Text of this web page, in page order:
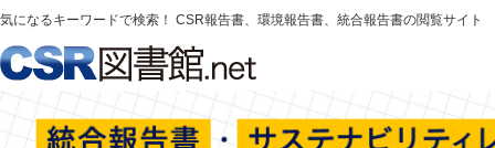
気になるキーワードで検索！ CSR報告書、環境報告書、統合報告書の閲覧サイト